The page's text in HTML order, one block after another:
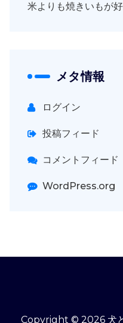
米よりも焼きいもが
メタ情報
ログイン
投稿フィード
コメントフィード
WordPress.org
Copyright © 2026 犬と